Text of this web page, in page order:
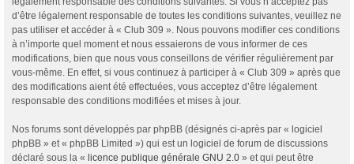
d’être légalement responsable de toutes les conditions suivantes, veuillez ne
pas utiliser et accéder à « Club 309 ». Nous pouvons modifier ces conditions
à n’importe quel moment et nous essaierons de vous informer de ces
modifications, bien que nous vous conseillons de vérifier régulièrement par
vous-même. En effet, si vous continuez à participer à « Club 309 » après que
des modifications aient été effectuées, vous acceptez d’être légalement
responsable des conditions modifiées et mises à jour.
Nos forums sont développés par phpBB (désignés ci-après par « logiciel
phpBB » et « phpBB Limited ») qui est un logiciel de forum de discussions
déclaré sous la « licence publique générale GNU 2.0 » et qui peut être